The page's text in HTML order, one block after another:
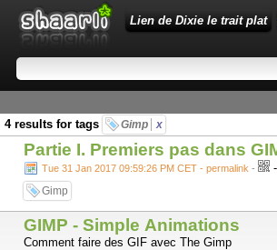
Lien de Dixie le trait plat
4 results for tags
Gimp x
Partie I. Premiers pas dans
Tue 31 Jan 2017 09:59:26 PM CET - permalink - -
Gimp
GIMP - Simple Animations
Comment faire des GIF avec The Gimp